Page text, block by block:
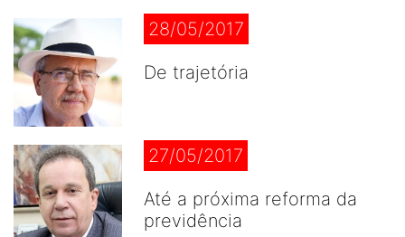
28/05/2017
De trajetória
27/05/2017
Até a próxima reforma da
previdência